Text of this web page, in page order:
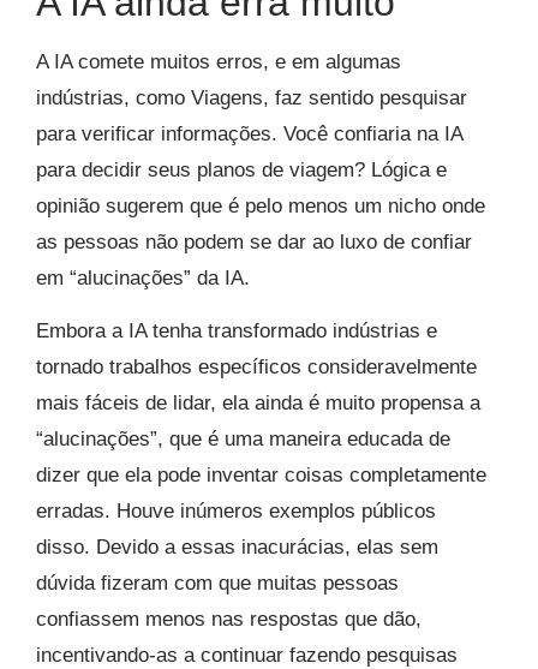
A IA comete muitos erros, e em algumas
indústrias, como Viagens, faz sentido pesquisar
para verificar informações. Você confiaria na IA
para decidir seus planos de viagem? Lógica e
opinião sugerem que é pelo menos um nicho onde
as pessoas não podem se dar ao luxo de confiar
em “alucinações” da IA.
Embora a IA tenha transformado indústrias e
tornado trabalhos específicos consideravelmente
mais fáceis de lidar, ela ainda é muito propensa a
“alucinações”, que é uma maneira educada de
dizer que ela pode inventar coisas completamente
erradas. Houve inúmeros exemplos públicos
disso. Devido a essas inacurácias, elas sem
dúvida fizeram com que muitas pessoas
confiassem menos nas respostas que dão,
incentivando-as a continuar fazendo pesquisas